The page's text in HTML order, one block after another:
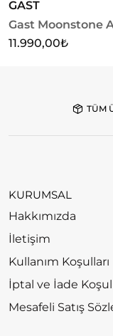
GAST
Gast Moonstone
11.990,00₺
TÜM
KURUMSAL
Hakkımızda
İletişim
Kullanım Koşulları
İptal ve İade
Mesafeli Satış